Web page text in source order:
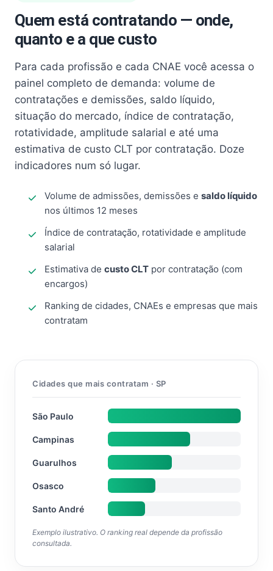
Quem está contratando — onde,
quanto e a que custo
Para cada profissão e cada CNAE você acessa o
painel completo de demanda: volume de
contratações e demissões, saldo líquido,
situação do mercado, índice de contratação,
rotatividade, amplitude salarial e até uma
estimativa de custo CLT por contratação. Doze
indicadores num só lugar.
Volume de admissões, demissões e saldo líquido
nos últimos 12 meses
Índice de contratação, rotatividade e amplitude
salarial
Estimativa de custo CLT por contratação (com
encargos)
Ranking de cidades, CNAEs e empresas que mais
contratam
Cidades que mais contratam · SP
São Paulo
Campinas
Guarulhos
Osasco
Santo André
Exemplo ilustrativo. O ranking real depende da profissão
consultada.